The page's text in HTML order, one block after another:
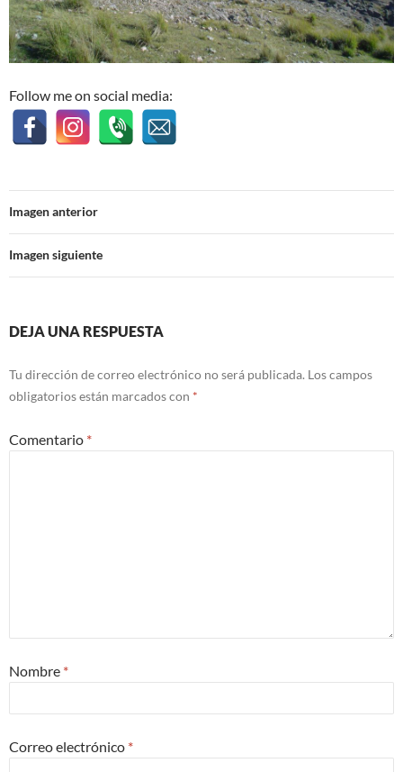
Follow me on social media:
Imagen anterior
Imagen siguiente
DEJA UNA RESPUESTA
Tu dirección de correo electrónico no será publicada. Los campos
obligatorios están marcados con *
Comentario *
Nombre *
Correo electrónico *